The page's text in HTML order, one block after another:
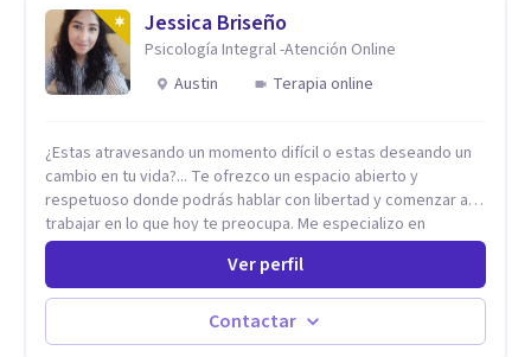
Jessica Briseño
Psicología Integral -Atención Online
Austin
Terapia online
¿Estas atravesando un momento difícil o estas deseando un
cambio en tu vida?... Te ofrezco un espacio abierto y
respetuoso donde podrás hablar con libertad y comenzar a
trabajar en lo que hoy te preocupa. Me especializo en
Trastornos de Ansiedad y a lo largo de mi experiencia
profesional he acompañado a muchas Familias y Parejas con
distintas problemáticas como el manejo del estrés,
Autoestima, Gestión de la Ira, Depresión, Retos en la Crianza,
Codependencia, Celos, entre otros. Cuento con más de 12
Ver perfil
Contactar